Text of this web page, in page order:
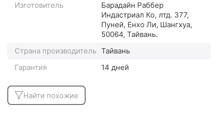
Изготовитель
Барадайн Раббер
Индастриал Ко, лтд. 377,
Пуней, Енхо Ли, Шангхуа,
50064, Тайвань.
Страна производитель Тайвань
Гарантия
14 дней
Найти похожие